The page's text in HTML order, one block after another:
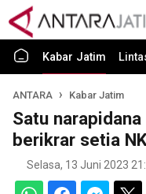
Kabar Jatim
ANTARA Kabar Jatim
Satu
berikrar setia
Selasa, 13 Juni 2023